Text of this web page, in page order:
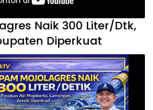
Naik 300 Liter/Dtk,
Diperkuat